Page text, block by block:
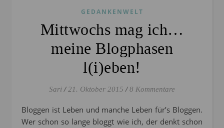
GEDANKENWELT
Mittwochs mag ich…
meine Blogphasen
l(i)eben!
Sari / 21. Oktober 2015 / 8 Kommentare
Bloggen ist Leben und manche Leben für’s Bloggen.
Wer schon so lange bloggt wie ich, der denkt schon